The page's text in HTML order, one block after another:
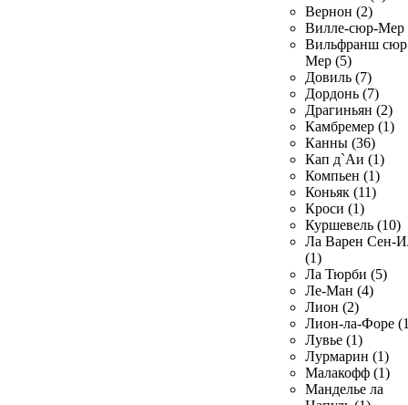
Вернон (2)
Вилле-сюр-Мер
Вильфранш сюр
Мер (5)
Довиль (7)
Дордонь (7)
Драгиньян (2)
Камбремер (1)
Канны (36)
Кап д`Аи (1)
Компьен (1)
Коньяк (11)
Кроси (1)
Куршевель (10)
Ла Варен Сен-
(1)
Ла Тюрби (5)
Ле-Ман (4)
Лион (2)
Лион-ла-Форе
Лувье (1)
Лурмарин (1)
Малакофф (1)
Манделье ла